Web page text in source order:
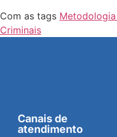
Com as tags
Criminais
Canais de
atendimento